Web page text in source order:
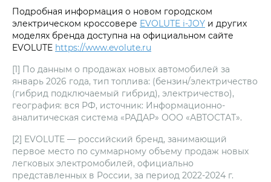
Подробная информация о новом городском
электрическом кроссовере EVOLUTE i‑JOY и других
моделях бренда доступна на официальном сайте
EVOLUTE https://www.evolute.ru
[1] По данным о продажах новых автомобилей за
январь 2026 года, тип топлива: (бензин/электричество
(гибрид подключаемый гибрид), электричество),
география: вся РФ, источник: Информационно-
аналитическая система «РАДАР» ООО «АВТОСТАТ».
[2] EVOLUTE — российский бренд, занимающий
первое место по суммарному объему продаж новых
легковых электромобилей, официально
представленных в России, за период 2022-2024 г.